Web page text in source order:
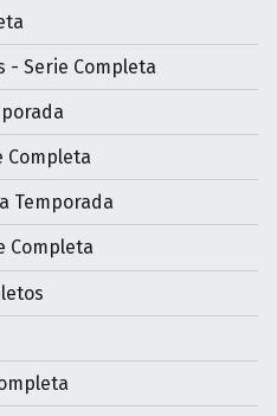
- Serie Completa
Completa
Temporada
Completa